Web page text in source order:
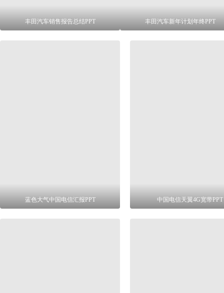
丰田汽车销售报告总结PPT 丰田汽车新年计划年终PPT
蓝色大气中国电信汇报PPT 中国电信天翼4G宽带PPT